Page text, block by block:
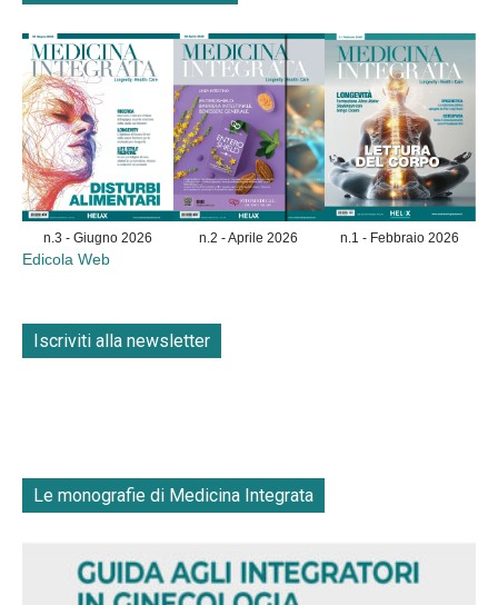
n.3 - Giugno 2026 n.2 - Aprile 2026 n.1 - Febbraio 2026
Edicola Web
Iscriviti alla newsletter
Le monografie di Medicina Integrata